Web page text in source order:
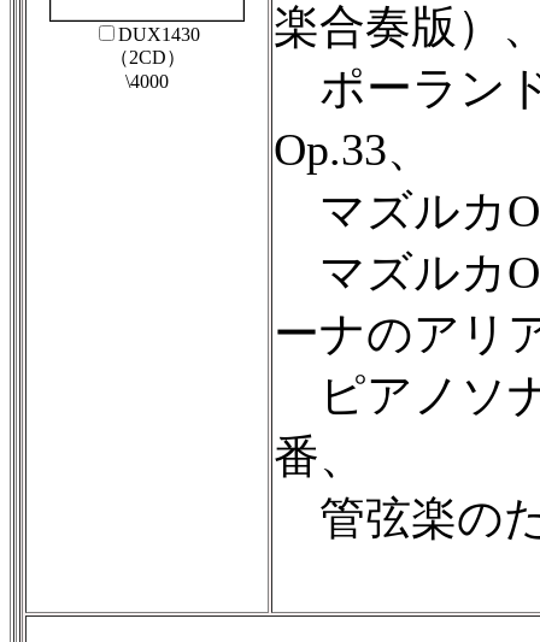
DUX1430
（2CD）
\4000
楽合奏版）
ポーラン
Op.33、
マズルカ
マズルカ
ーナのアリ
ピアノソ
番、
管弦楽の